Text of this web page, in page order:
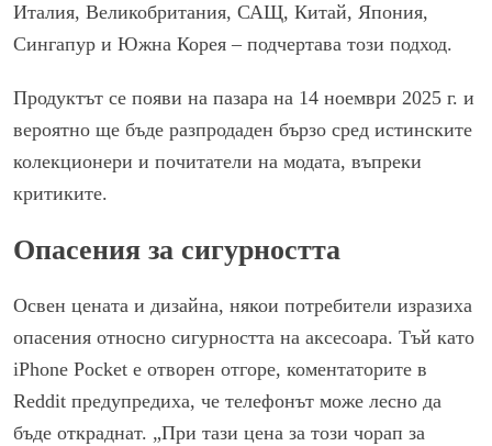
Италия, Великобритания, САЩ, Китай, Япония,
Сингапур и Южна Корея – подчертава този подход.
Продуктът се появи на пазара на 14 ноември 2025 г. и
вероятно ще бъде разпродаден бързо сред истинските
колекционери и почитатели на модата, въпреки
критиките.
Опасения за сигурността
Освен цената и дизайна, някои потребители изразиха
опасения относно сигурността на аксесоара. Тъй като
iPhone Pocket е отворен отгоре, коментаторите в
Reddit предупредиха, че телефонът може лесно да
бъде откраднат. „При тази цена за този чорап за